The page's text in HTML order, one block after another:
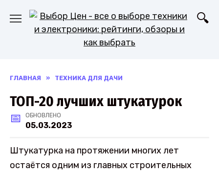
содержанию
ГЛАВНАЯ » ТЕХНИКА ДЛЯ ДАЧИ
ТОП-20 лучших штукатурок
ОБНОВЛЕНО
05.03.2023
Штукатурка на протяжении многих лет
остаётся одним из главных строительных